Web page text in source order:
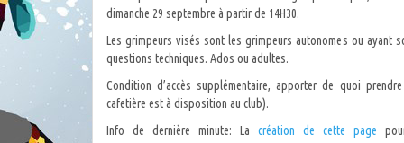
dimanche 29 septembre à partir de 14H30.
Les grimpeurs visés sont les grimpeurs autonomes ou ayant
questions techniques. Ados ou adultes.
Condition d’accès supplémentaire, apporter de quoi
cafetière est à disposition au club).
Info de dernière minute: La création de cette page